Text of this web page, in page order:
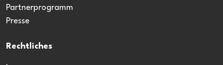
Partnerprogramm
Presse
Rechtliches